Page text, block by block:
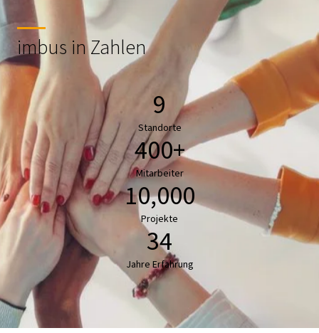
imbus in Zahlen
9
Standorte
400+
Mitarbeiter
10,000
Projekte
34
Jahre Erfahrung